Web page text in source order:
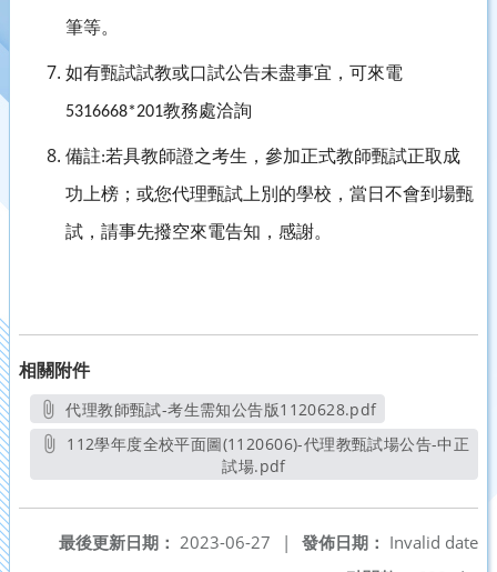
筆等。
如有甄試試教或口試公告未盡事宜，可來電
5316668*201教務處洽詢
備註:若具教師證之考生，參加正式教師甄試正取成
功上榜；或您代理甄試上別的學校，當日不會到場甄
試，請事先撥空來電告知，感謝。
相關附件
代理教師甄試-考生需知公告版1120628.pdf
另開新視窗
試場.pdf另開新視窗
發佈日期： Invalid date
最後更新日期： 2023-06-27
|